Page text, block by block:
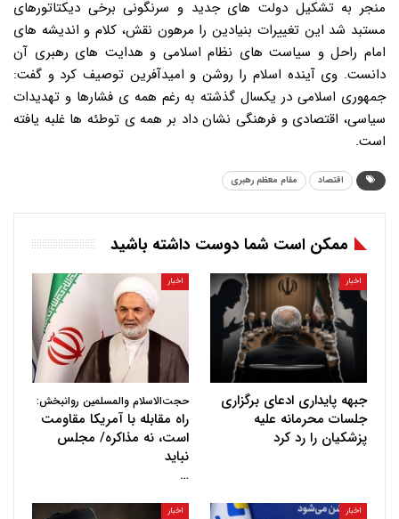
اقتصاد مقام معظم رهبری
ممکن است شما دوست داشته باشید
اخبار
جبهه پایداری ادعای برگزاری
جلسات محرمانه علیه
پزشکیان را رد کرد
اخبار
حجت‌الاسلام والمسلمین روانبخش:
راه مقابله با آمریکا مقاومت
است، نه مذاکره/ مجلس
نباید
…
اخبار اخبار